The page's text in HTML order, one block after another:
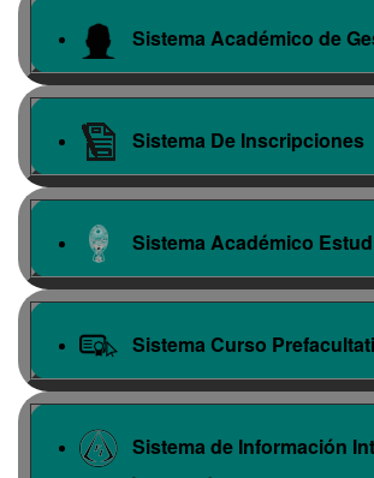
Sistema Académico de
Sistema De Inscripciones
Sistema Académico
Sistema Curso
Sistema de Información